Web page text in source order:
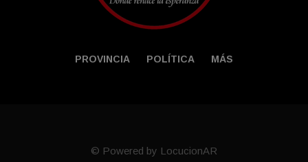
PROVINCIA POLÍTICA MÁS
© Powered by LocucionAR